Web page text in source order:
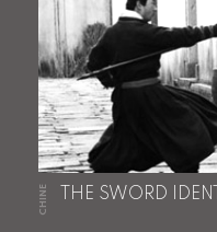
CHINE THE SWORD